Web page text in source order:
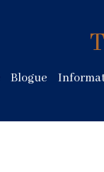
Blogue